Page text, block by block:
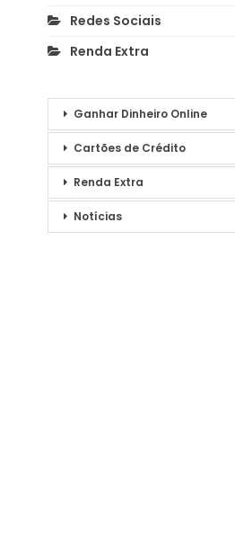
Redes Sociais
Renda Extra
Ganhar Dinheiro Online
Cartões de Crédito
Renda Extra
Notícias